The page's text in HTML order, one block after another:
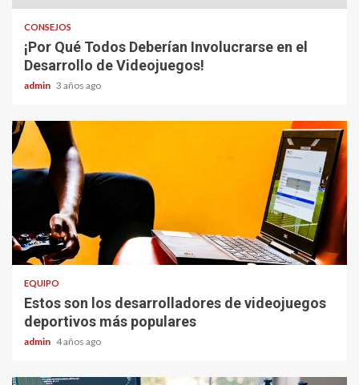
CONSEJOS
¡Por Qué Todos Deberían Involucrarse en el
Desarrollo de Videojuegos!
admin 3 años ago
EQUIPO
Estos son los desarrolladores de videojuegos
deportivos más populares
admin 4 años ago